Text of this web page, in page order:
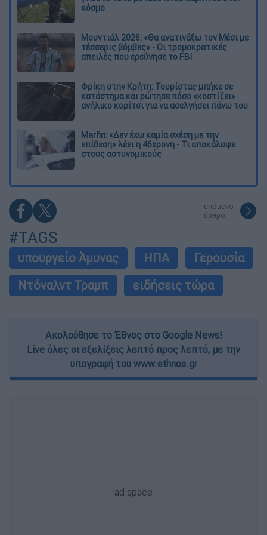
κόσμο
Μουντιάλ 2026: «Θα ανατινάξω τον Μέσι με
τέσσερις βόμβες» - Οι τρομοκρατικές
απειλές που ερεύνησε το FBI
Φρίκη στην Κρήτη: Τουρίστας μπήκε σε
κατάστημα και ρώτησε πόσο «κοστίζει»
ανήλικο κορίτσι για να ασελγήσει πάνω του
Marfin: «Δεν έχω καμία σχέση με την
επίθεση» λέει η 46χρονη - Τι αποκάλυψε
στους αστυνομικούς
επόμενο
άρθρο
#TAGS
υπουργείο Άμυνας ΗΠΑ
Γερουσία
Ντόναλντ Τραμπ
ειδήσεις τώρα
Ακολούθησε το Έθνος στο Google News!
Live όλες οι εξελίξεις λεπτό προς λεπτό, με την
υπογραφή του www.ethnos.gr